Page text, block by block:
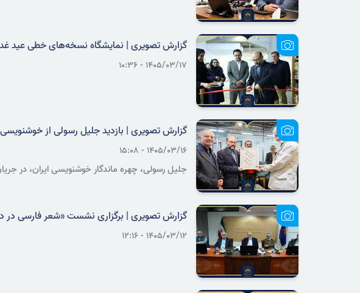
گزارش تصویری | نمایشگاه نسخه‌های خطی عید
۱۴۰۵/۰۳/۱۷ - ۱۰:۳۶
گزارش تصویری | بازدید جلیل رسولی از
۱۴۰۵/۰۳/۱۶ - ۱۵:۰۸
جلیل رسولی، چهره ماندگار خوشنویسی ایران، در
گزارش تصویری | برگزاری نشست «شعر فارسی در
۱۴۰۵/۰۳/۱۲ - ۱۲:۱۶